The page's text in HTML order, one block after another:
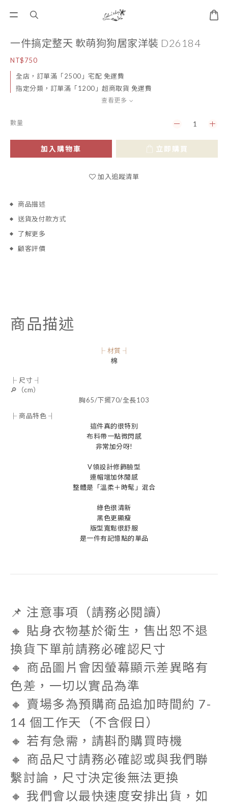
一件搞定整天 軟萌狗狗居家洋裝 D26184
NT$750
全店，訂單滿「2500」宅配 免運費
指定分類，訂單滿「1200」超商取貨 免運費
查看更多
數量
加入購物車 立即購買
加入追蹤清單
商品描述
送貨及付款方式
了解更多
顧客評價
商品描述
├ 材質 ┤
棉
├ 尺寸 ┤
🔎（cm）
胸65/下擺70/全長103
├ 商品特色 ┤
這件真的很特別
布料帶一點微閃感
非常加分呀!
V領設計修飾臉型
連帽增加休閒感
整體是「溫柔＋時髦」混合
綠色很清新
黑色更顯瘦
版型寬鬆很舒服
是一件有記憶點的單品
📌 注意事項（請務必閱讀）
🔸 貼身衣物基於衛生，售出恕不退
換貨下單前請務必確認尺寸
🔸 商品圖片會因螢幕顯示差異略有
色差，一切以實品為準
🔸 賣場多為預購商品追加時間約 7-
14 個工作天 （不含假日）
🔸 若有急需，請斟酌購買時機
🔸 商品尺寸請務必確認或與我們聯
繫討論， 尺寸決定後無法更換
🔸 我們會以最快速度安排出貨，如